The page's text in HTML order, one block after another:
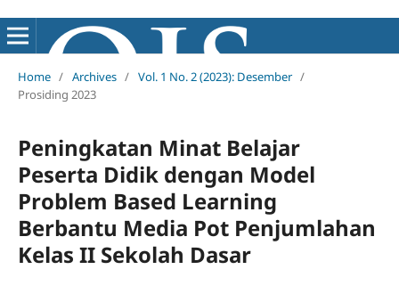
Home / Archives / Vol. 1 No. 2 (2023): Desember /
Prosiding 2023
Peningkatan Minat Belajar
Peserta Didik dengan Model
Problem Based Learning
Berbantu Media Pot Penjumlahan
Kelas II Sekolah Dasar